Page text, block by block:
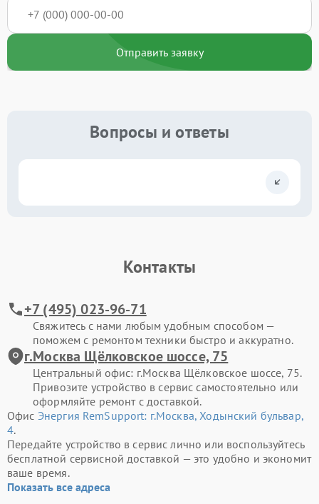
Отправить заявку
Вопросы и ответы
Контакты
+7 (495) 023-96-71
Свяжитесь с нами любым удобным способом —
поможем с ремонтом техники быстро и аккуратно.
г.Москва Щёлковское шоссе, 75
Центральный офис: г.Москва Щёлковское шоссе, 75.
Привозите устройство в сервис самостоятельно или
оформляйте ремонт с доставкой.
Офис Энергия RemSupport: г.Москва, Ходынский бульвар,
4.
Передайте устройство в сервис лично или воспользуйтесь
бесплатной сервисной доставкой — это удобно и экономит
ваше время.
Показать все адреса